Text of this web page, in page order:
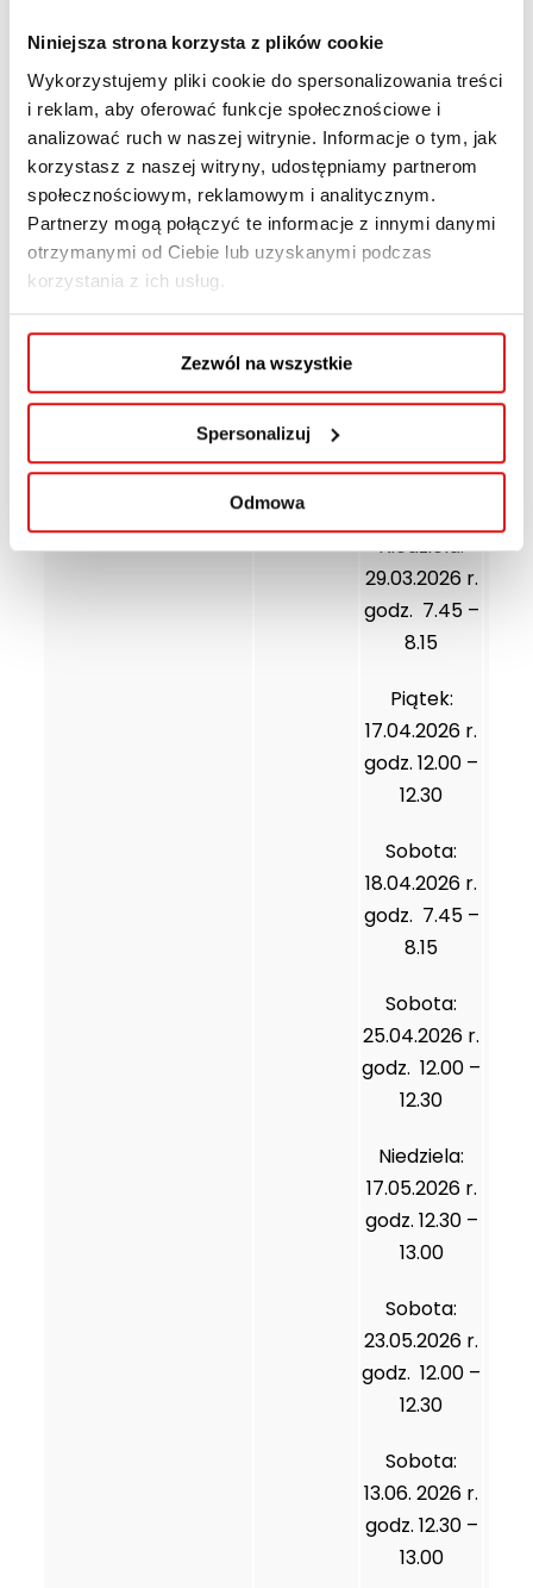
Niniejsza strona korzysta z plików cookie
Wykorzystujemy pliki cookie do spersonalizowania treści
i reklam, aby oferować funkcje społecznościowe i
analizować ruch w naszej witrynie. Informacje o tym, jak
korzystasz z naszej witryny, udostępniamy partnerom
społecznościowym, reklamowym i analitycznym.
Partnerzy mogą połączyć te informacje z innymi danymi
otrzymanymi od Ciebie lub uzyskanymi podczas
korzystania z ich usług.
Zezwól na wszystkie
Spersonalizuj
Odmowa
dr Maria Mazur,
prof. WSPA
Transport
13.00-14.00
(Rektorat)
dr Ewa Miszczak,
prof. WSPA
Dziekan
kierunku
Media i
stwo
Wtorek:
10.15-11.15
mgr Marcin
Pastuszak
Dziekan
kierunku
Administra
Sobota:
godz. 12.00 –
Niedziela:
29.03.2026 r.
godz. 7.45 –
8.15
Piątek:
17.04.2026 r.
godz. 12.00 –
12.30
Sobota:
18.04.2026 r.
godz. 7.45 –
8.15
Sobota:
25.04.2026 r.
godz. 12.00 –
12.30
Niedziela:
17.05.2026 r.
godz. 12.30 –
13.00
Sobota:
23.05.2026 r.
godz. 12.00 –
12.30
Sobota:
13.06. 2026 r.
godz. 12.30 –
13.00